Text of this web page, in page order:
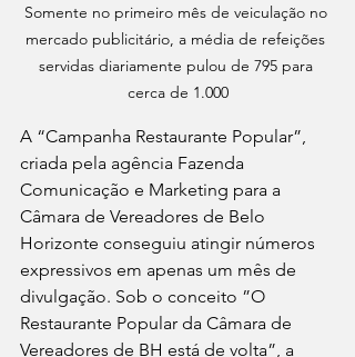
Somente no primeiro mês de veiculação no
mercado publicitário, a média de refeições
servidas diariamente pulou de 795 para
cerca de 1.000
A “Campanha Restaurante Popular”,
criada pela agência Fazenda
Comunicação e Marketing para a
Câmara de Vereadores de Belo
Horizonte conseguiu atingir números
expressivos em apenas um mês de
divulgação. Sob o conceito ”O
Restaurante Popular da Câmara de
Vereadores de BH está de volta”, a